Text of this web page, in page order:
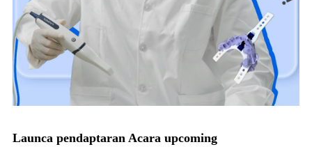
Launca pendaptaran Acara upcoming